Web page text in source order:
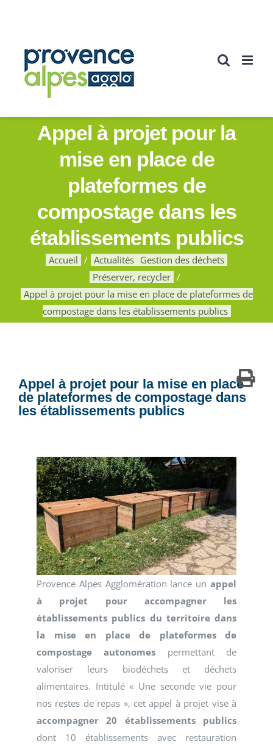
Appel à projet pour la
mise en place de
plateformes de
compostage dans les
établissements publics
Accueil Actualités Gestion des déchets
Préserver, recycler
Appel à projet pour la mise en place de plateformes de
compostage dans les établissements publics
Appel à projet pour la mise en place
de plateformes de compostage dans
les établissements publics
Provence Alpes Agglomération lance un appel
à projet pour accompagner les
établissements publics du territoire dans
la mise en place de plateformes de
compostage autonomes permettant de
valoriser leurs biodéchets et déchets
alimentaires. Intitulé « Une seconde vie pour
nos restes de repas », cet appel à projet vise à
accompagner 20 établissements publics
dont 10 établissements avec restauration